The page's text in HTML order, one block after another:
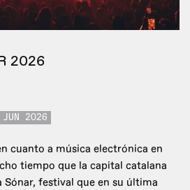
2026
2026
cuanto a música electrónica en
tiempo que la capital catalana
festival que en su última